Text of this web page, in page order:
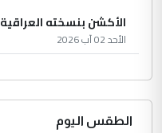
الأكشن بنسخته العراقية
الأحد 02 آب 2026
الطقس اليوم